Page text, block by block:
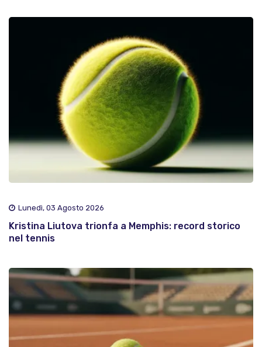
Lunedì, 03 Agosto 2026
Kristina Liutova trionfa a Memphis: record storico
nel tennis